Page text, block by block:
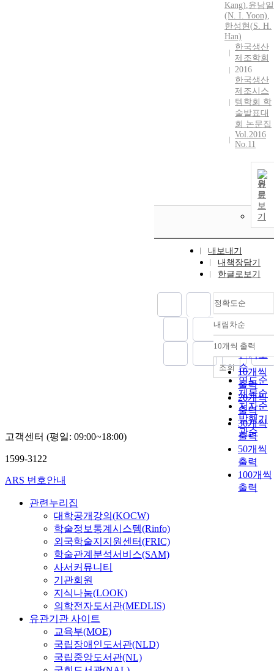
Kang),윤남일
(N. I. Yoon),
한성현(S. H.
Han)
한국생산
제조학회
2016
한국생산
제조시스
템학회 학
술발표대
회 논문집
Vol.2016
No.11
원
문
보
기
내보내기
내책장담기
한글로보기
정확도순
정확도
순
인기도
순
연도순
제목순
저자순
발행기
관순
내림차순
내림차
10개씩 출력
10개씩
출력
20개씩
출력
30개씩
출력
50개씩
출력
100개씩
출력
조회
고객센터 (평일: 09:00~18:00)
1599-3122
ARS 번호안내
관련누리집
대학공개강의(KOCW)
학술정보통계시스템(Rinfo)
외국학술지지원센터(FRIC)
학술관계분석서비스(SAM)
사서커뮤니티
기관회원
지식나눔(LOOK)
의학전자도서관(MEDLIS)
유관기관 사이트
교육부(MOE)
국립장애인도서관(NLD)
국립중앙도서관(NL)